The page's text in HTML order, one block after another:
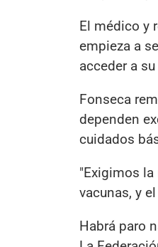
El médico y
empieza a
acceder a
Fonseca
dependen
cuidados
"Exigimos
vacunas, y
Habrá paro